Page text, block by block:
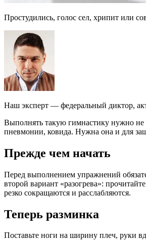
Простудились, голос сел, хрипит или
Наш эксперт — федеральный диктор,
Выполнять такую гимнастику нужно не
пневмонии, ковида. Нужна она и для
Прежде чем начать
Перед выполнением упражнений
второй вариант «разогрева»:
резко сокращаются и расслабляются.
Теперь разминка
Поставьте ноги на ширину плеч, руки